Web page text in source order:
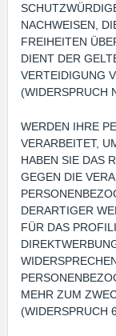
NACHWEISEN,
FREIHEITEN
DIENT DER
VERTEIDIGUNG
(WIDERSPRUCH
WERDEN IHRE
VERARBEITET,
HABEN SIE DAS
GEGEN DIE
DERARTIGER
FÜR DAS
MEHR ZUM
(WIDERSPRUCH